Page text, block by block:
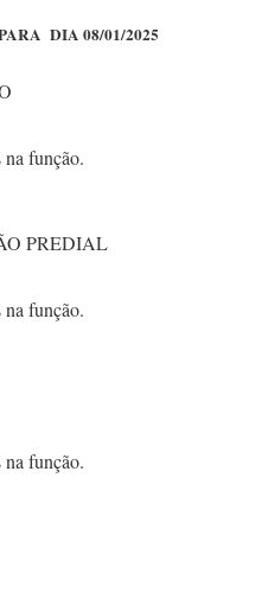
DIA 08/01/2025
função.
PREDIAL
função.
função.